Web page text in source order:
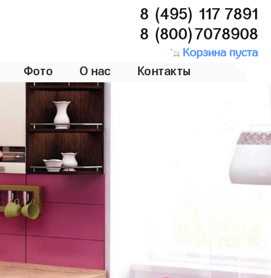
8 (495) 117 7891
8 (800)7078908
Корзина пуста
Фото О нас Контакты